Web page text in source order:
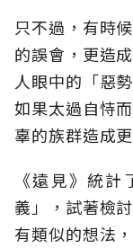
只不過，有時
的誤會，更造
人眼中的「惡
如果太過自恃
辜的族群造成
《遠見》統
義」，試著檢
有類似的想法